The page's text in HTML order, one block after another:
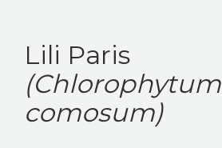
KESISWAAN
KEGIATAN
Lili Paris
(Chlorophytum
comosum)